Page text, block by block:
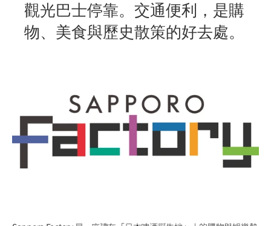
觀光巴士停靠。交通便利，是購
物、美食與歷史散策的好去處。